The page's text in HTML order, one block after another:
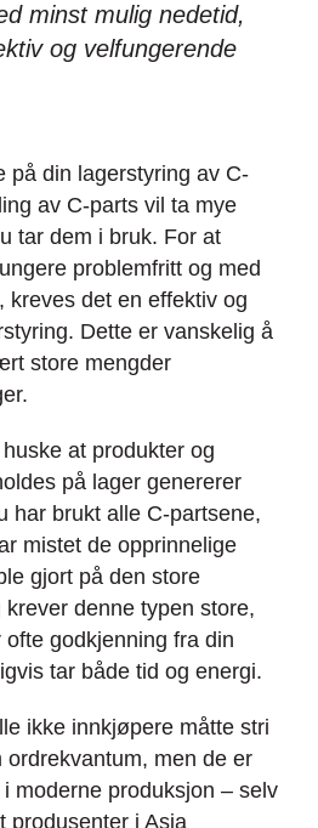
minst mulig nedetid,
og velfungerende
på din lagerstyring av C-
av C-parts vil ta mye
tar dem i bruk. For at
problemfritt og med
kreves det en effektiv og
Dette er vanskelig å
store mengder
at produkter og
på lager genererer
har brukt alle C-partsene,
mistet de opprinnelige
gjort på den store
denne typen store,
godkjenning fra din
tar både tid og energi.
ikke innkjøpere måtte stri
men de er
moderne produksjon – selv
produsenter i Asia